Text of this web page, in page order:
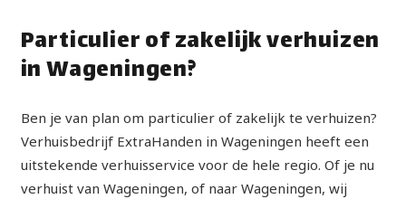
Particulier of zakelijk verhuizen
in Wageningen?
Ben je van plan om particulier of zakelijk te verhuizen?
Verhuisbedrijf ExtraHanden in Wageningen heeft een
uitstekende verhuisservice voor de hele regio. Of je nu
verhuist van Wageningen, of naar Wageningen, wij